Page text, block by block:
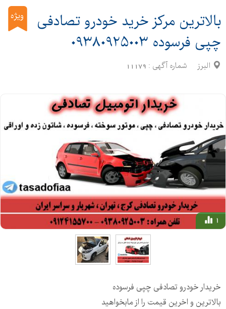
ویژه
بالاترین مرکز خرید خودرو تصادفی
چپی فرسوده ۰۹۳۸۰۹۲۵۰۰۳
البرز شماره آگهی : 11179
1
خریدار خودرو تصادفی چپی فرسوده
بالاترین و اخرین قیمت را از مابخواهید